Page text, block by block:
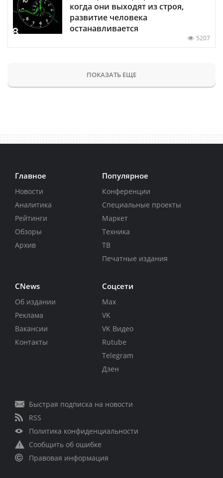
когда они выходят из строя,
развитие человека
останавливается
5207
ПОКАЗАТЬ ЕЩЕ
Главное
Новости
Аналитика
Рейтинги
Обзоры
Архив
Популярное
Конференции
Специальные проекты
Маркет
Техника
ТВ
Печатные издания
CNews
Об издании
Реклама
Вакансии
Контакты
Соцсети
Max
VK
VK Видео
Rutube
Telegram
Дзен
Быстрая подписка на новости
RSS
Политика конфиденциальности
Сообщить об ошибке
Правовая информация